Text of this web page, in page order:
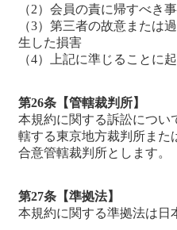
（2）会員の責に帰すべき
（3）第三者の故意または
生した損害
（4）上記に準じることに
第26条【管轄裁判所】
本規約に関する訴訟につい
轄する東京地方裁判所また
合意管轄裁判所とします。
第27条【準拠法】
本規約に関する準拠法は日